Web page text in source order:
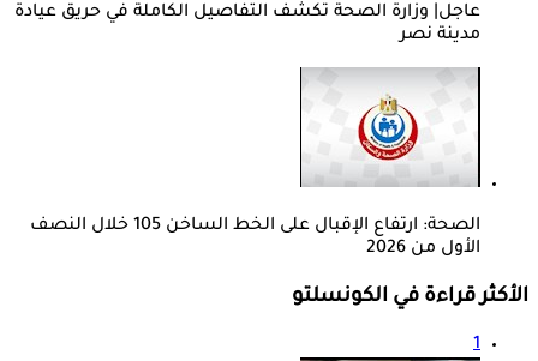
عاجل| وزارة الصحة تكشف التفاصيل الكاملة في حريق عيادة
مدينة نصر
الصحة: ارتفاع الإقبال على الخط الساخن 105 خلال النصف
الأول من 2026
الأكثر قراءة في الكونسلتو
1